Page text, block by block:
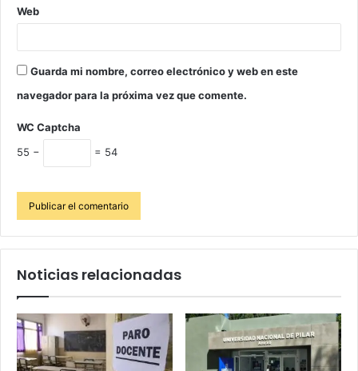
Web
Guarda mi nombre, correo electrónico y web en este
navegador para la próxima vez que comente.
WC Captcha
55 −
= 54
Noticias relacionadas